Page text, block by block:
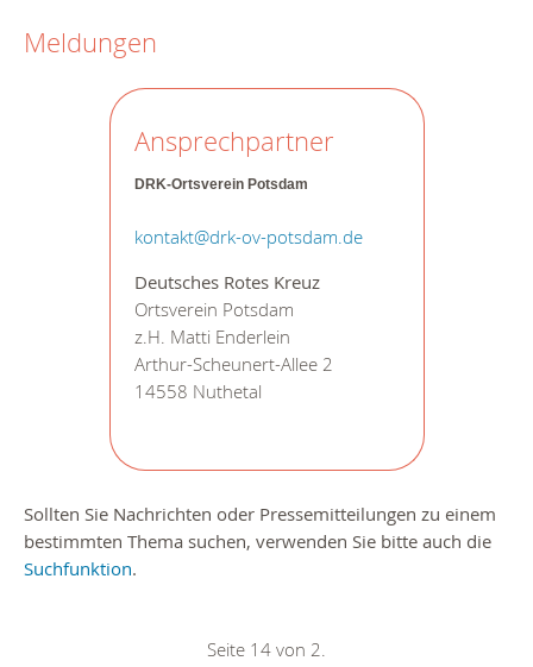
Meldungen
Ansprechpartner
DRK-Ortsverein Potsdam
kontakt@drk-ov-potsdam.de
Deutsches Rotes Kreuz
Ortsverein Potsdam
z.H. Matti Enderlein
Arthur-Scheunert-Allee 2
14558 Nuthetal
Sollten Sie Nachrichten oder Pressemitteilungen zu einem
bestimmten Thema suchen, verwenden Sie bitte auch die
Suchfunktion.
Seite 14 von 2.